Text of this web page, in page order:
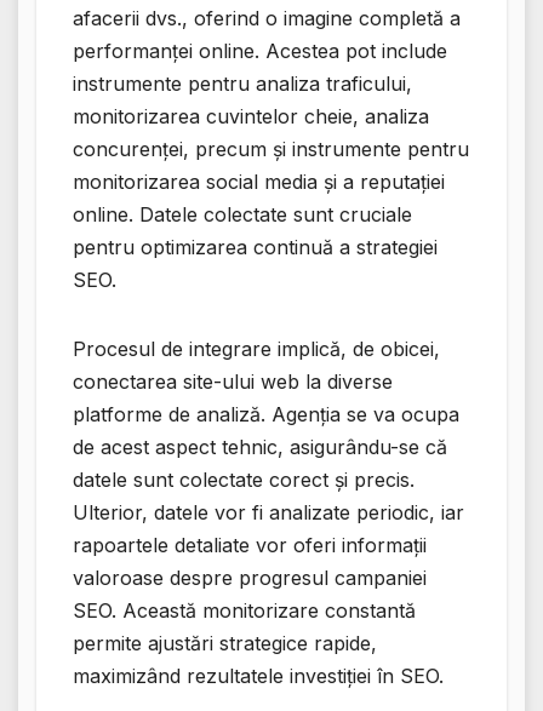
afacerii dvs., oferind o imagine completă a
performanței online. Acestea pot include
instrumente pentru analiza traficului,
monitorizarea cuvintelor cheie, analiza
concurenței, precum și instrumente pentru
monitorizarea social media și a reputației
online. Datele colectate sunt cruciale
pentru optimizarea continuă a strategiei
SEO.
Procesul de integrare implică, de obicei,
conectarea site-ului web la diverse
platforme de analiză. Agenția se va ocupa
de acest aspect tehnic, asigurându-se că
datele sunt colectate corect și precis.
Ulterior, datele vor fi analizate periodic, iar
rapoartele detaliate vor oferi informații
valoroase despre progresul campaniei
SEO. Această monitorizare constantă
permite ajustări strategice rapide,
maximizând rezultatele investiției în SEO.